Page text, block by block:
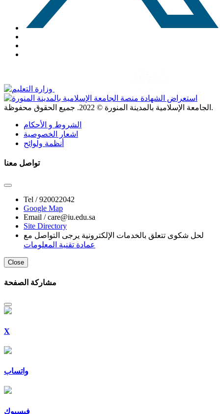
الجامعة الإسلامية بالمدينة المنورة © 2022 . جميع الحقوق محفوظة.
الشروط و الأحكام
اشعار الخصوصية
أنظمة ولوائح
تواصل معنا
Tel /920022042
Google Map
Email /care@iu.edu.sa
Site Directory
لحل شكوى تتعلق بالخدمات الإلكترونية يرجى التواصل مع
عمادة تقنية المعلومات
Close
مشاركة الصفحة
X
واتساب
فيسبوك